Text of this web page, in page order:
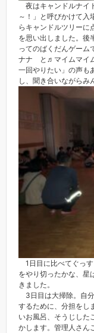
夜はキャンドルナイ
～！」と呼びかけて入
らキャンドルツリーに
を思い出しました。後
ってのばくだんゲー
ナナ と♬マイムマイム
一回やりたい」の声も
し、聞き合いながらみ
1日目に比べてぐっ
をやり切ったかな、星
きました。
3日目は大掃除。自
するために、分担をし
いお風呂、そうじした
かします。管理人さん